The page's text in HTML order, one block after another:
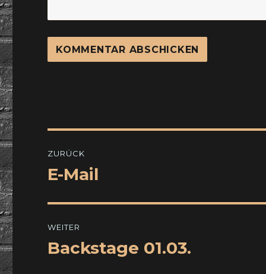
ZURÜCK
Vorheriger
E-Mail
WEITER
Nächster
Backstage 01.03.